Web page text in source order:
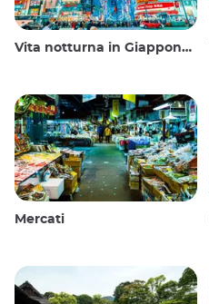
Vita notturna in Giappone: uscire, vedere e bere
Mercati